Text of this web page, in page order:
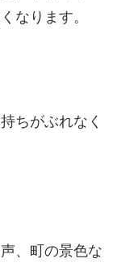
なります。
ちがぶれなく
、町の景色な